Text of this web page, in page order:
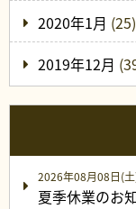
2020年1月 (25)
2019年12月
2026年08月08日(
夏季休業のお